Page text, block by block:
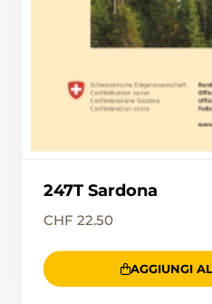
247T Sardona
CHF 22.50
AGGIUNGI